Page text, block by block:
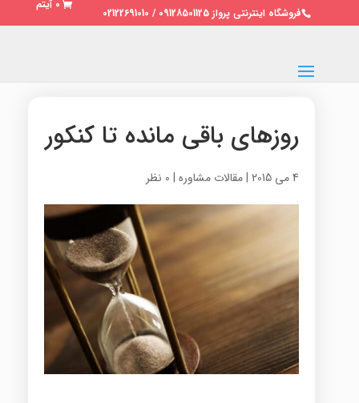
فروشگاه اینترنتی پرواز 09128501125 / 02122691010
0 آیتم
روزهای باقی مانده تا کنکور
4 می 2015 |مقالات مشاوره| 0 نظر